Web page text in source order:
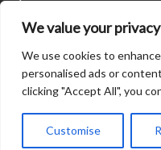
We value your privacy
We use cookies to
personalised ads or
clicking "Accept All", you
Customise
© Created by 8theme-
Home
Open
chaty